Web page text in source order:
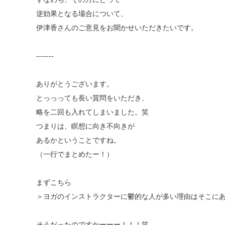
逆効果となる場合について、
伊津香さんのご意見をお聞かせいただきたいです。
‐‐‐‐‐‐‐
ありがとうございます。
とっっっても長い質問をいただき、
略を二回も入れてしまいました。笑
つまりは、瞑想に向き不向きが
あるかということですね。
（一行でまとめたー！）
まずこちら
＞ヨガのインストラクターに鬱的な人が多い理由はそこに